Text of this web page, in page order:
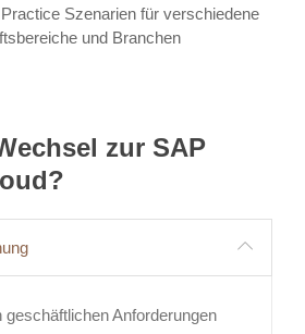
Szenarien für verschiedene
und Branchen
zur SAP
geschäftlichen Anforderungen